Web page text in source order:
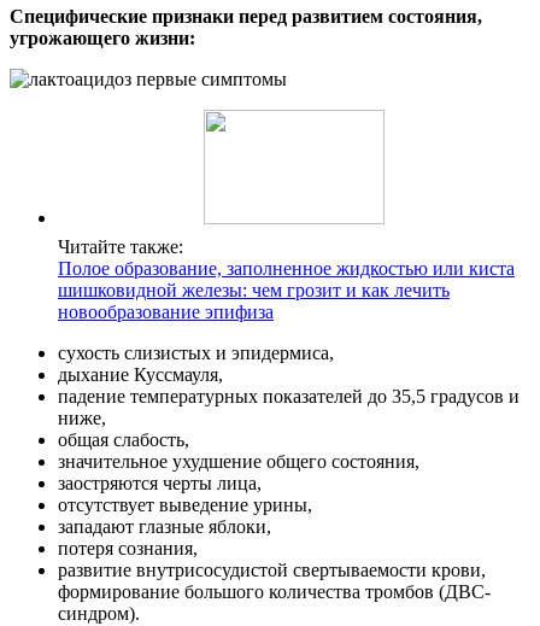
Специфические признаки перед развитием состояния,
угрожающего жизни:
Читайте также:
Полое образование, заполненное жидкостью или киста
шишковидной железы: чем грозит и как лечить
новообразование эпифиза
сухость слизистых и эпидермиса,
дыхание Куссмауля,
падение температурных показателей до 35,5 градусов и
ниже,
общая слабость,
значительное ухудшение общего состояния,
заостряются черты лица,
отсутствует выведение урины,
западают глазные яблоки,
потеря сознания,
развитие внутрисосудистой свертываемости крови,
формирование большого количества тромбов (ДВС-
синдром).